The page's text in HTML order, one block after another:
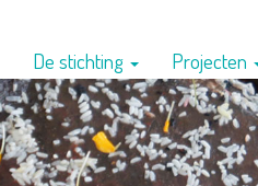
De stichting Projecten